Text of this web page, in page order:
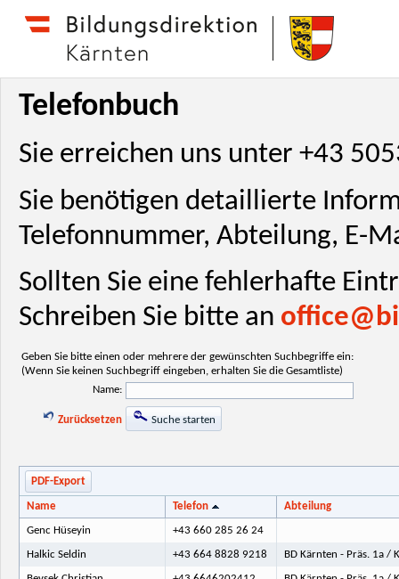
Telefonbuch
Sie erreichen uns unter +43
Sie benötigen detaillierte
Telefonnummer, Abteilung, E-
Sollten Sie eine fehlerhafte
Schreiben Sie bitte an
Geben Sie bitte einen oder mehrere der gewünschten Suchbegriffe ein:
(Wenn Sie keinen Suchbegriff eingeben, erhalten Sie die Gesamtliste)
Name:
Zurücksetzen Suche starten
PDF-Export
Name Telefon Abteilung
Genc Hüseyin +43 660 285 26 24
Halkic Seldin +43 664 8828 9218 BD Kärnten - Präs. 1a /